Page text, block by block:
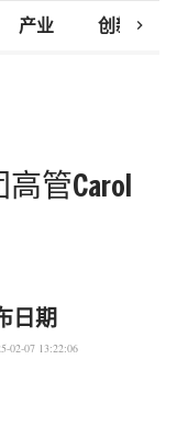
产业 创新研究
chevron_right
管Carol
日期
02-07 13:22:06